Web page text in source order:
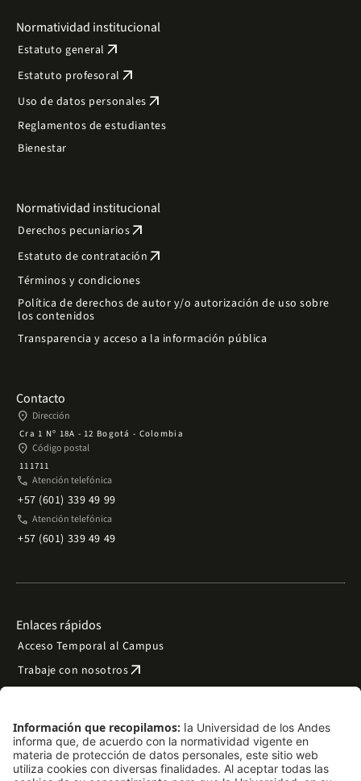
Normatividad institucional
Estatuto general arrow_outward
Estatuto profesoral arrow_outward
Uso de datos personales arrow_outward
Reglamentos de estudiantes
Bienestar
Normatividad institucional
Derechos pecuniariosarrow_outward
Estatuto de contratación arrow_outward
Términos y condiciones
Política de derechos de autor y/o autorización de uso sobre
los contenidos
Transparencia y acceso a la información pública
Contacto
place Dirección
Cra 1 Nº 18A - 12 Bogotá - Colombia
place Código postal
111711
phone Atención telefónica
+57 (601) 339 49 99
phone Atención telefónica
+57 (601) 339 49 49
Enlaces rápidos
Acceso Temporal al Campus
Trabaje con nosotrosarrow_outward
Preguntas frecuentes
Filantropía y donacionesarrow_outward
Mapa del sitio arrow_outward